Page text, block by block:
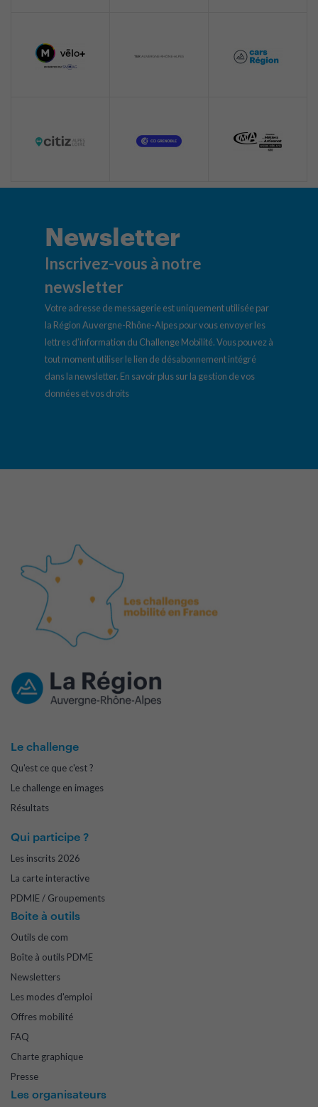
Newsletter
Inscrivez-vous à notre
newsletter
Votre adresse de messagerie est uniquement utilisée par
la Région Auvergne-Rhône-Alpes pour vous envoyer les
lettres d’information du Challenge Mobilité. Vous pouvez à
tout moment utiliser le lien de désabonnement intégré
dans la newsletter. En savoir plus sur la gestion de vos
données et vos droits
Le challenge
Qu'est ce que c'est ?
Le challenge en images
Résultats
Qui participe ?
Les inscrits 2026
La carte interactive
PDMIE / Groupements
Boite à outils
Outils de com
Boîte à outils PDME
Newsletters
Les modes d'emploi
Offres mobilité
FAQ
Charte graphique
Presse
Les organisateurs